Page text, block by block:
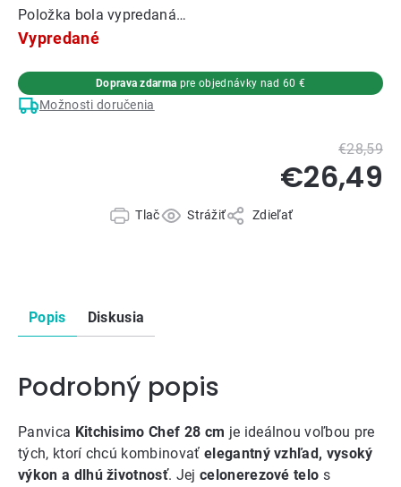
Položka bola vypredaná…
Tlač Strážiť Zdieľať
Vypredané
Možnosti doručenia
Doprava zdarma pre objednávky nad 60 €
€28,59
€26,49
Popis Diskusia
Podrobný popis
Panvica Kitchisimo Chef 28 cm je ideálnou voľbou pre
tých, ktorí chcú kombinovať elegantný vzhľad, vysoký
výkon a dlhú životnosť. Jej celonerezové telo s